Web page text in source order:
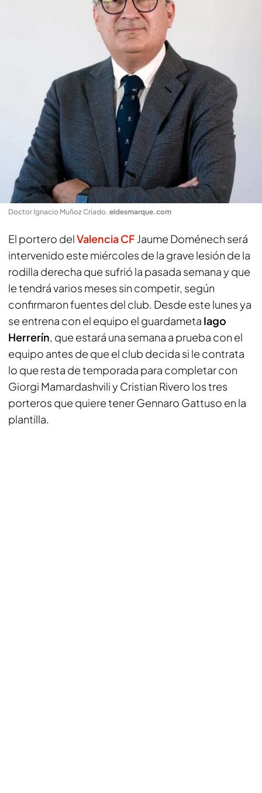
Doctor Ignacio Muñoz Criado. eldesmarque.com
El portero delValencia CFJaume Doménech será
intervenido este miércoles de la grave lesión de la
rodilla derecha que sufrió la pasada semana y que
le tendrá varios meses sin competir, según
confirmaron fuentes del club. Desde este lunes ya
se entrena con el equipo el guardameta Iago
Herrerín, que estará una semana a prueba con el
equipo antes de que el club decida si le contrata
lo que resta de temporada para completar con
Giorgi Mamardashvili y Cristian Rivero los tres
porteros que quiere tener Gennaro Gattuso en la
plantilla.